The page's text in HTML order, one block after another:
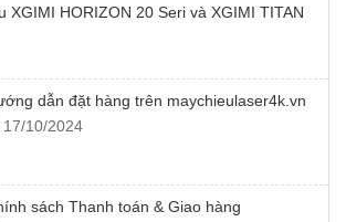
XGIMI HORIZON 20 Seri và XGIMI TITAN
dẫn đặt hàng trên maychieulaser4k.vn
17/10/2024
sách Thanh toán & Giao hàng